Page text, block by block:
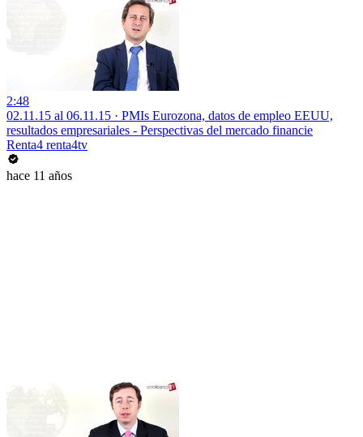
2:48
02.11.15 al 06.11.15 · PMIs Eurozona, datos de empleo EEUU,
resultados empresariales - Perspectivas del mercado financie
Renta4 renta4tv
hace 11 años